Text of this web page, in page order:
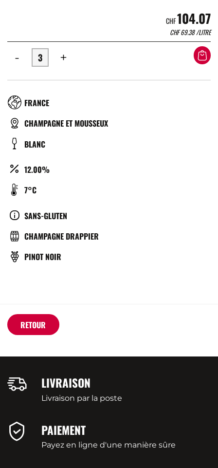
CHF104.07
CHF69.38/LITRE
- +
RÉGION
FRANCE
TYPE
BIÈRE
CHAMPAGNE ET MOUSSEUX
COULEUR
BLANC
ALCOOL
12.00%
TEMPÉRATURE
SERVICE
(°C)
7°C
CULTURE
SANS-GLUTEN
BRASSERIE
CHAMPAGNE DRAPPIER
CÉPAGE(S)
PINOT NOIR
RETOUR
LIVRAISON
Livraison par la poste
PAIEMENT
Payez en ligne d'une manière sûre